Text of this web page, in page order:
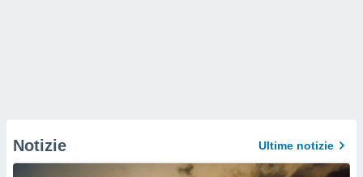
Notizie Ultime notizie